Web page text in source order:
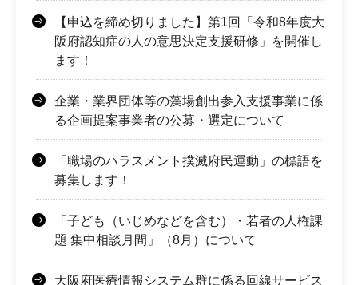
【申込を締め切りました】第1回「令和8年度大
阪府認知症の人の意思決定支援研修」を開催し
ます！
企業・業界団体等の藻場創出参入支援事業に係
る企画提案事業者の公募・選定について
「職場のハラスメント撲滅府民運動」の標語を
募集します！
「子ども（いじめなどを含む）・若者の人権課
題 集中相談月間」（8月）について
大阪府医療情報システム群に係る回線サービス